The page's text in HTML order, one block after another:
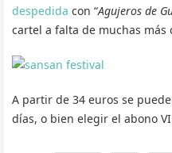
despedida con “Agujeros de
cartel a falta de muchas más
A partir de 34 euros se
días, o bien elegir el abono